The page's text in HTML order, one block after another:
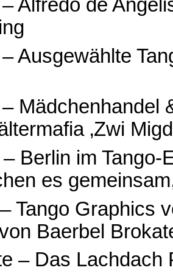
Alfredo de
Ausgewählte
Mädchenhandel
‚Zwi
Berlin im
es
Tango Graphics
Baerbel
– Das Lachdach